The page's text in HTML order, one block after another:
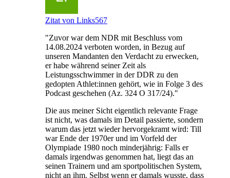
Zitat von Links567
"Zuvor war dem NDR mit Beschluss vom
14.08.2024 verboten worden, in Bezug auf
unseren Mandanten den Verdacht zu erwecken,
er habe während seiner Zeit als
Leistungsschwimmer in der DDR zu den
gedopten Athlet:innen gehört, wie in Folge 3 des
Podcast geschehen (Az. 324 O 317/24)."
Die aus meiner Sicht eigentlich relevante Frage
ist nicht, was damals im Detail passierte, sondern
warum das jetzt wieder hervorgekramt wird: Till
war Ende der 1970er und im Vorfeld der
Olympiade 1980 noch minderjährig: Falls er
damals irgendwas genommen hat, liegt das an
seinen Trainern und am sportpolitischen System,
nicht an ihm. Selbst wenn er damals wusste, dass